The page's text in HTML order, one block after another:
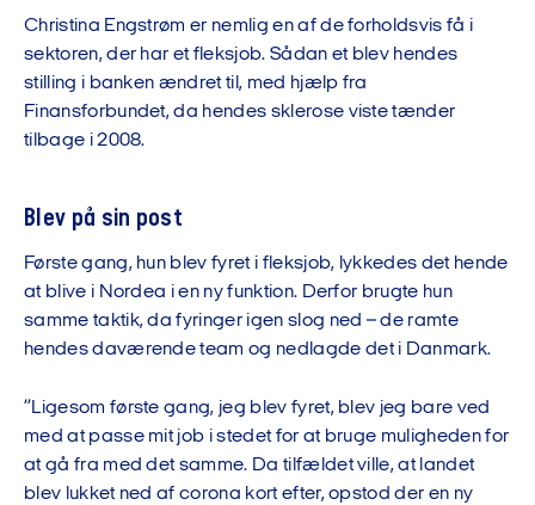
Christina Engstrøm er nemlig en af de forholdsvis få i
sektoren, der har et fleksjob. Sådan et blev hendes
stilling i banken ændret til, med hjælp fra
Finansforbundet, da hendes sklerose viste tænder
tilbage i 2008.
Blev på sin post
Første gang, hun blev fyret i fleksjob, lykkedes det hende
at blive i Nordea i en ny funktion. Derfor brugte hun
samme taktik, da fyringer igen slog ned – de ramte
hendes daværende team og nedlagde det i Danmark.
”Ligesom første gang, jeg blev fyret, blev jeg bare ved
med at passe mit job i stedet for at bruge muligheden for
at gå fra med det samme. Da tilfældet ville, at landet
blev lukket ned af corona kort efter, opstod der en ny